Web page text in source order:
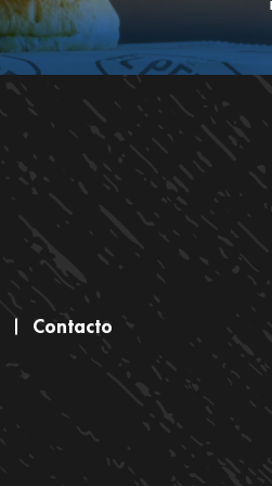
Contacto